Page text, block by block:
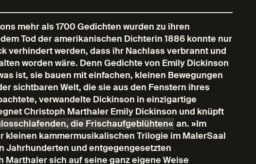
mehr als 1700 Gedichten wurden zu ihren
Tod der amerikanischen Dichterin 1886 konnte nur
verhindert werden, dass ihr Nachlass verbrannt und
worden wäre. Denn Gedichte von Emily Dickinson
ist, sie bauen mit einfachen, kleinen Bewegungen
sichtbaren Welt, die sie aus den Fenstern ihres
verwandelte Dickinson in einzigartige
Christoph Marthaler Emily Dickinson und knüpft
die Frischaufgeblühten« an. »Im
kleinen kammermusikalischen Trilogie im MalerSaal
Jahrhunderten und entgegengesetzten
sich auf seine ganz eigene Weise